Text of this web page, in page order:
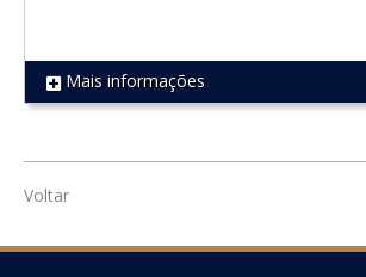
REF 1665
Mais informações
Voltar